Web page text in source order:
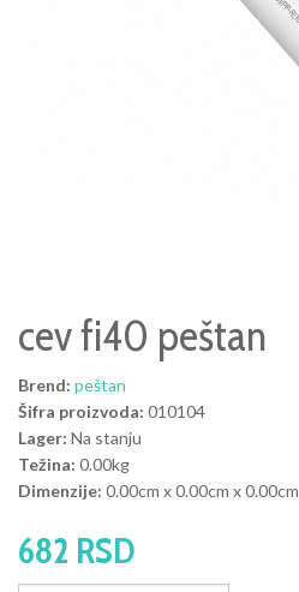
cev fi40 peštan
Brend: peštan
Šifra proizvoda: 010104
Lager: Na stanju
Težina: 0.00kg
Dimenzije: 0.00cm x 0.00cm x 0.00cm
682 RSD